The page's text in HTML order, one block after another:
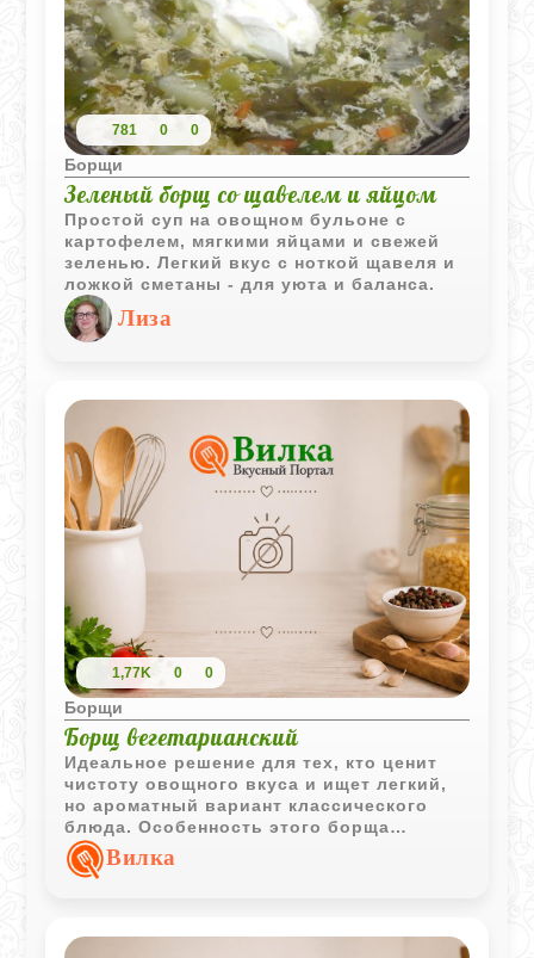
781 0 0
Борщи
Зеленый борщ со щавелем и яйцом
Простой суп на овощном бульоне с
картофелем, мягкими яйцами и свежей
зеленью. Легкий вкус с ноткой щавеля и
ложкой сметаны - для уюта и баланса.
Лиза
1,77K 0 0
Борщи
Борщ вегетарианский
Идеальное решение для тех, кто ценит
чистоту овощного вкуса и ищет легкий,
но ароматный вариант классического
блюда. Особенность этого борща
заключается в варке целой свеклы, что
позволяет сохранить насыщенный цвет и
Сливочное масло придает зажарке
Вилка